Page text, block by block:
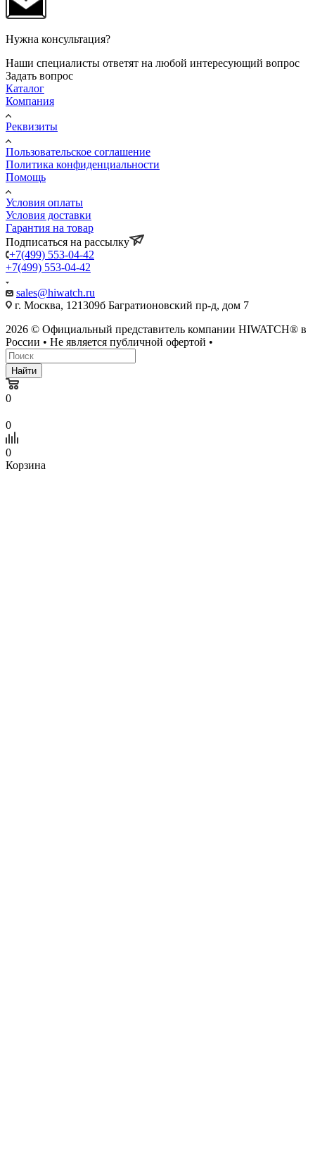
Нужна консультация?
Наши специалисты ответят на любой интересующий вопрос
Задать вопрос
Каталог
Компания
Реквизиты
Пользовательское соглашение
Политика конфиденциальности
Помощь
Условия оплаты
Условия доставки
Гарантия на товар
Подписаться на рассылку
+7(499) 553-04-42
+7(499) 553-04-42
sales@hiwatch.ru
г. Москва, 121309б Багратионовский пр-д, дом 7
2026 © Официальный представитель компании HIWATCH® в
России • Не является публичной офертой •
Найти
0
0
0
Корзина